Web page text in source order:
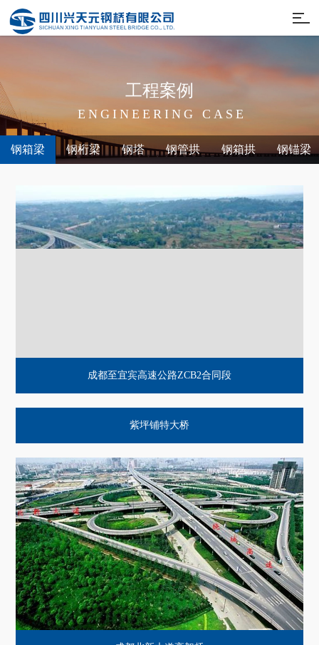
工程案例
E N G I N E E R I N G C A S E
钢箱梁 钢桁梁 钢塔 钢管拱 钢箱拱 钢锚梁
成都至宜宾高速公路ZCB2合同段
紫坪铺特大桥